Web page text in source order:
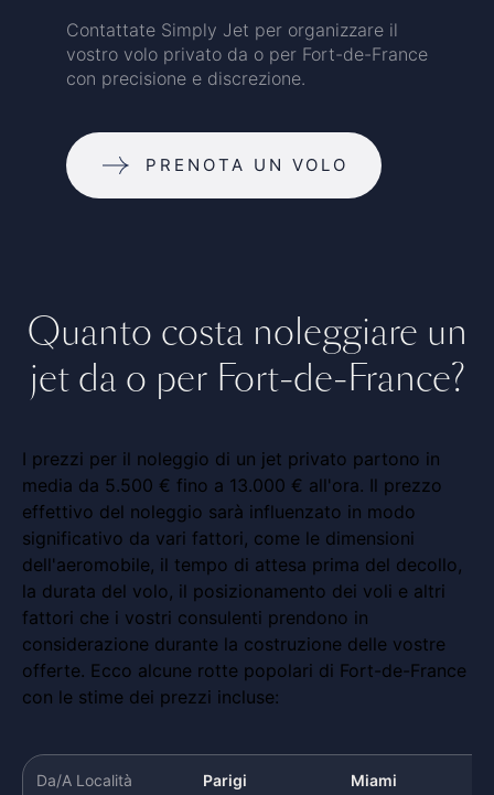
Contattate Simply Jet per organizzare il
vostro volo privato da o per Fort-de-France
con precisione e discrezione.
PRENOTA UN VOLO
Quanto costa noleggiare un
jet da o per Fort-de-France?
I prezzi per il noleggio di un jet privato partono in
media da 5.500 € fino a 13.000 € all'ora. Il prezzo
effettivo del noleggio sarà influenzato in modo
significativo da vari fattori, come le dimensioni
dell'aeromobile, il tempo di attesa prima del decollo,
la durata del volo, il posizionamento dei voli e altri
fattori che i vostri consulenti prendono in
considerazione durante la costruzione delle vostre
offerte. Ecco alcune rotte popolari di Fort-de-France
con le stime dei prezzi incluse:
Da/A Località Parigi Miami